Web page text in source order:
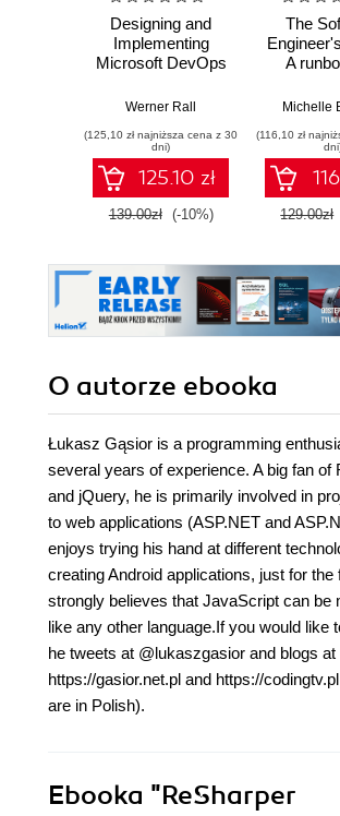
Designing and
Implementing
Microsoft DevOps
Certification Guide.
DevOps expertise,
pass the AZ-400
with confidence,
and boost your
cloud career
Werner Rall
(125,10 zł najniższa cena z 30
dni)
125.10 zł
139.00zł (-10%)
The
A
Michelle
(116,10 zł
129.00zł
O autorze ebooka
Łukasz Gąsior is a programming
several years of experience. A big fan of
and jQuery, he is primarily involved in
to web applications (ASP.NET and
enjoys trying his hand at different
creating Android applications, just for the
strongly believes that JavaScript can be
like any other language.If you would like
he tweets at @lukaszgasior and blogs at
https://gasior.net.pl and https://
are in Polish).
Ebooka "ReSharper